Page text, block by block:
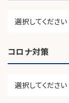
コロナ対策